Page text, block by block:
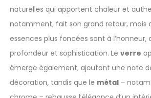
naturelles qui apportent chaleur et
notamment, fait son grand retour, mais
essences plus foncées sont à l’honneur,
profondeur et sophistication. Le verre
émerge également, ajoutant une note
décoration, tandis que le métal –